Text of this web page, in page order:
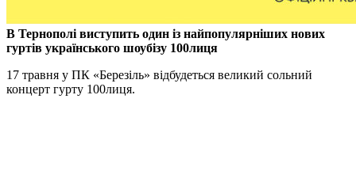
В Тернополі виступить один із найпопулярніших нових
гуртів українського шоубізу 100лиця
17 травня у ПК «Березіль» відбудеться великий сольний
концерт гурту 100лиця.